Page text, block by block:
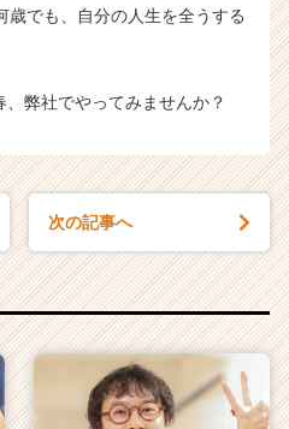
歳でも、自分の人生を全うする
弊社でやってみませんか？
次の記事へ